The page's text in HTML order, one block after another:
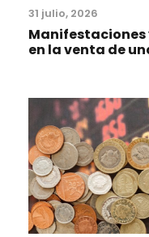
31 julio, 2026
Manifestaciones
en la venta de